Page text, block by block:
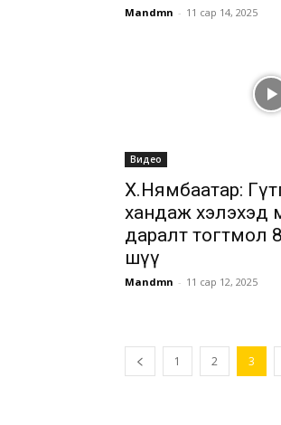
Mandmn - 11 сар 14, 2025
Видео
Х.Нямбаатар:
хандаж хэлэхэд
даралт тогтмол
шүү
Mandmn - 11 сар 12, 2025
1 2 3